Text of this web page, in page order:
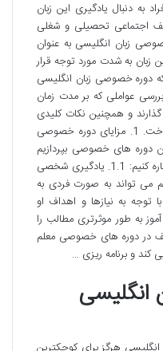
به دنبال یادگیری این زبان
اجتماعی تحصیلی و شغلی
زبان انگلیسی به عنوان
زبان به شدت مورد توجه قرار
دوره خصوصی زبان انگلیسی
عواملی که بر مدت زمان
و همچنین نکات کلیدی
برای بهینه سازی یادگیری خواهیم پرداخت. 1. مزایای دوره خصوصی
دوره های خصوصی بپردازیم
بهتر است به مزایای این نوع آموزش اشاره کنیم: 1.1. یادگیری شخصی
تواند به صورت فردی به
توجه به نیازها و اهداف او
به طور موثرتری مطالب را
ضعف در دوره های خصوصی معلم
کند و برنامه ریزی …
انگلیسی